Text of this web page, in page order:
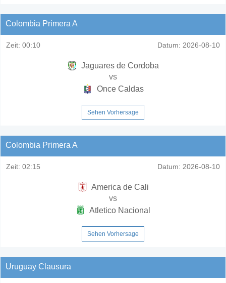
Colombia Primera A
Zeit: 00:10 Datum: 2026-08-10
Jaguares de Cordoba
vs
Once Caldas
Sehen Vorhersage
Colombia Primera A
Zeit: 02:15 Datum: 2026-08-10
America de Cali
vs
Atletico Nacional
Sehen Vorhersage
Uruguay Clausura